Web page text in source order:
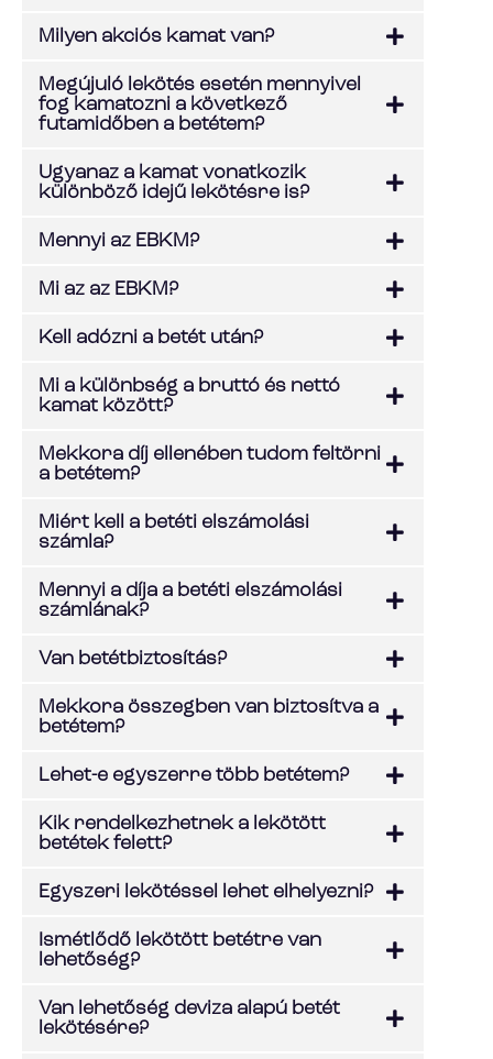
Milyen akciós kamat van?
Megújuló lekötés esetén mennyivel
fog kamatozni a következő
futamidőben a betétem?
Ugyanaz a kamat vonatkozik
különböző idejű lekötésre is?
Mennyi az EBKM?
Mi az az EBKM?
Kell adózni a betét után?
Mi a különbség a bruttó és nettó
kamat között?
Mekkora díj ellenében tudom feltörni
a betétem?
Miért kell a betéti elszámolási
számla?
Mennyi a díja a betéti elszámolási
számlának?
Van betétbiztosítás?
Mekkora összegben van biztosítva a
betétem?
Lehet-e egyszerre több betétem?
Kik rendelkezhetnek a lekötött
betétek felett?
Egyszeri lekötéssel lehet elhelyezni?
Ismétlődő lekötött betétre van
lehetőség?
Van lehetőség deviza alapú betét
lekötésére?